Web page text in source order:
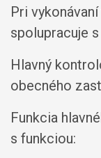
Pri
spolupracuje
Hlavný
obecného
Funkcia
s funkciou: